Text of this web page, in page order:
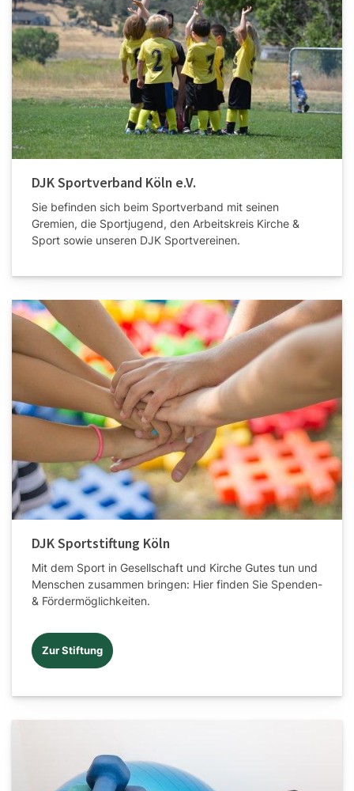
DJK Sportverband Köln e.V.
Sie befinden sich beim Sportverband mit seinen
Gremien, die Sportjugend, den Arbeitskreis Kirche &
Sport sowie unseren DJK Sportvereinen.
DJK Sportstiftung Köln
Mit dem Sport in Gesellschaft und Kirche Gutes tun und
Menschen zusammen bringen: Hier finden Sie Spenden-
& Fördermöglichkeiten.
Zur Stiftung